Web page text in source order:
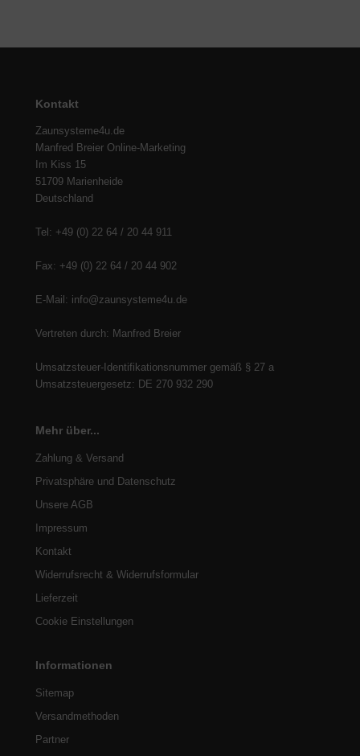
Kontakt
Zaunsysteme4u.de
Manfred Breier Online-Marketing
Im Kiss 15
51709 Marienheide
Deutschland
Tel: +49 (0) 22 64 / 20 44 911
Fax: +49 (0) 22 64 / 20 44 902
E-Mail: info@zaunsysteme4u.de
Vertreten durch: Manfred Breier
Umsatzsteuer-Identifikationsnummer gemäß § 27 a
Umsatzsteuergesetz: DE 270 932 290
Mehr über...
Zahlung & Versand
Privatsphäre und Datenschutz
Unsere AGB
Impressum
Kontakt
Widerrufsrecht & Widerrufsformular
Lieferzeit
Cookie Einstellungen
Informationen
Sitemap
Versandmethoden
Partner